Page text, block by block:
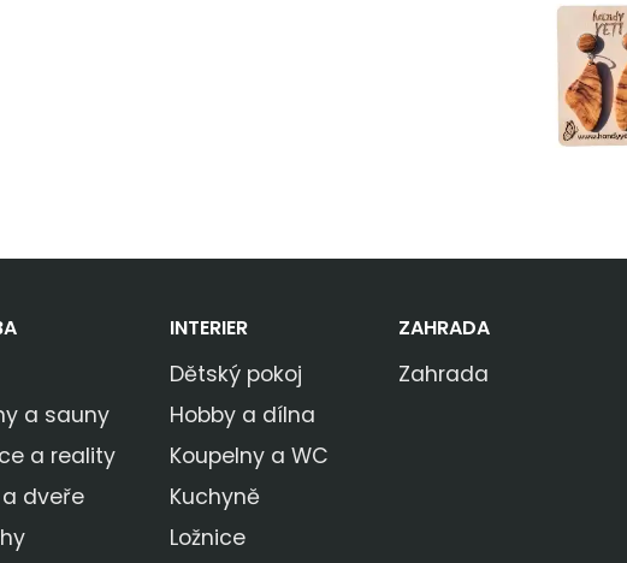
a sauny
a reality
dveře
INTERIER
Dětský pokoj
Hobby a dílna
Koupelny a WC
Kuchyně
Ložnice
ZAHRADA
Zahrada